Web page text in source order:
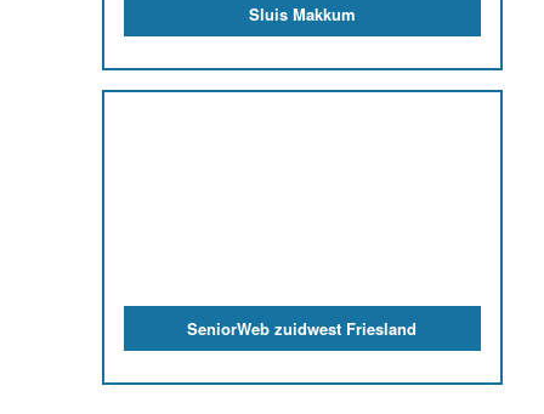
Sluis Makkum
SeniorWeb zuidwest Friesland